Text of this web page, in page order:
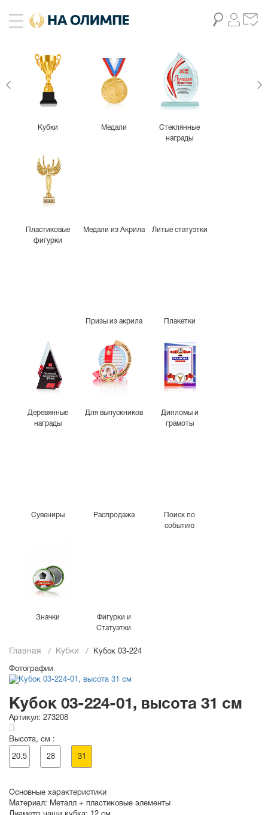
Кубки Медали
Стеклянные
награды
Пластиковые
фигурки
Медали из Акрила Литые статуэтки
Призы из акрила Плакетки
Деревянные
награды
Для выпускников
Дипломы и
грамоты
Сувениры Распродажа
Поиск по
событию
Значки
Фигурки и
Статуэтки
Главная Кубки Кубок 03-224
Фотографии
Кубок 03-224-01, высота 31 см
Артикул: 273208
Высота, см :
20.5 28 31
Основные характеристики
Материал: Металл + пластиковые элементы